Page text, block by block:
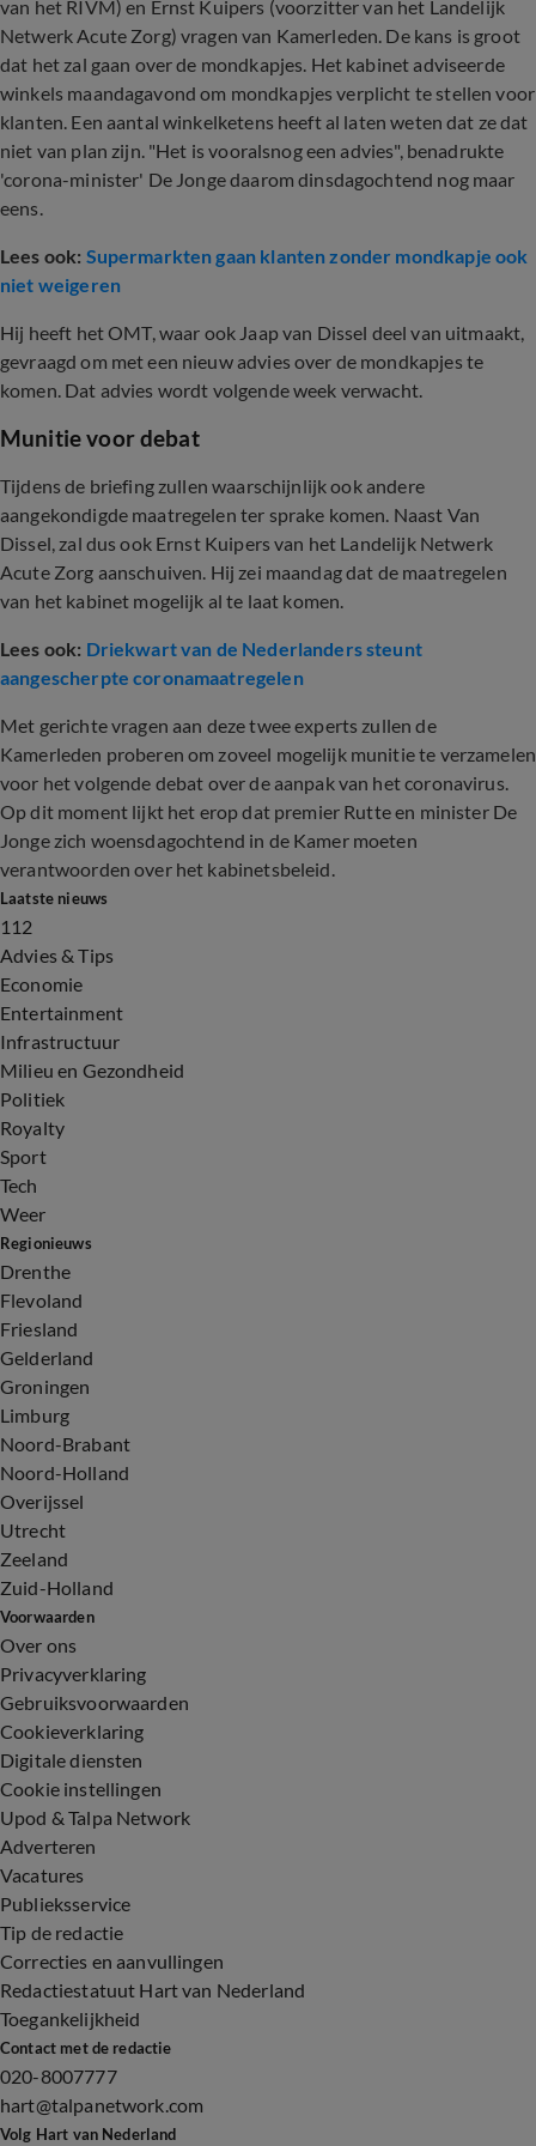
van het RIVM) en Ernst Kuipers (voorzitter van het Landelijk
Netwerk Acute Zorg) vragen van Kamerleden. De kans is groot
dat het zal gaan over de mondkapjes. Het kabinet adviseerde
winkels maandagavond om mondkapjes verplicht te stellen voor
klanten. Een aantal winkelketens heeft al laten weten dat ze dat
niet van plan zijn. "Het is vooralsnog een advies", benadrukte
'corona-minister' De Jonge daarom dinsdagochtend nog maar
eens.
Lees ook: Supermarkten gaan klanten zonder mondkapje ook
niet weigeren
Hij heeft het OMT, waar ook Jaap van Dissel deel van uitmaakt,
gevraagd om met een nieuw advies over de mondkapjes te
komen. Dat advies wordt volgende week verwacht.
Munitie voor debat
Tijdens de briefing zullen waarschijnlijk ook andere
aangekondigde maatregelen ter sprake komen. Naast Van
Dissel, zal dus ook Ernst Kuipers van het Landelijk Netwerk
Acute Zorg aanschuiven. Hij zei maandag dat de maatregelen
van het kabinet mogelijk al te laat komen.
Lees ook: Driekwart van de Nederlanders steunt
aangescherpte coronamaatregelen
Met gerichte vragen aan deze twee experts zullen de
Kamerleden proberen om zoveel mogelijk munitie te verzamelen
voor het volgende debat over de aanpak van het coronavirus.
Op dit moment lijkt het erop dat premier Rutte en minister De
Jonge zich woensdagochtend in de Kamer moeten
verantwoorden over het kabinetsbeleid.
Laatste nieuws
112
Advies & Tips
Economie
Entertainment
Infrastructuur
Milieu en Gezondheid
Politiek
Royalty
Sport
Tech
Weer
Regionieuws
Drenthe
Flevoland
Friesland
Gelderland
Groningen
Limburg
Noord-Brabant
Noord-Holland
Overijssel
Utrecht
Zeeland
Zuid-Holland
Voorwaarden
Over ons
Privacyverklaring
Gebruiksvoorwaarden
Cookieverklaring
Digitale diensten
Cookie instellingen
Upod & Talpa Network
Adverteren
Vacatures
Publieksservice
Tip de redactie
Correcties en aanvullingen
Redactiestatuut Hart van Nederland
Toegankelijkheid
Contact met de redactie
020-8007777
hart@talpanetwork.com
Volg Hart van Nederland